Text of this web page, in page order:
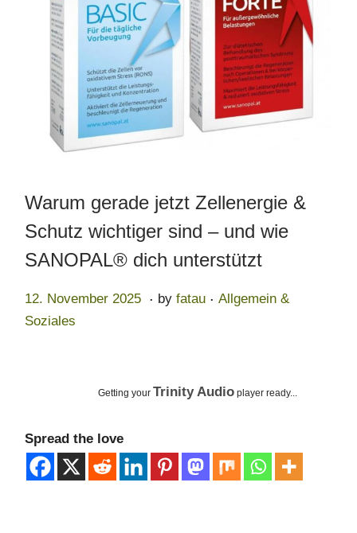
Warum gerade jetzt Zellenergie &
Schutz wichtiger sind – und wie
SANOPAL® dich unterstützt
Posted on
12. November 2025 1
m
. by fatau . Posted in
Allgemein &
Soziales
Getting your Trinity Audio player ready...
Spread the love